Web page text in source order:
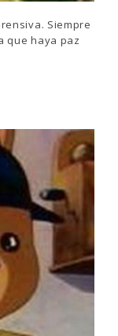
Siempre
que haya paz